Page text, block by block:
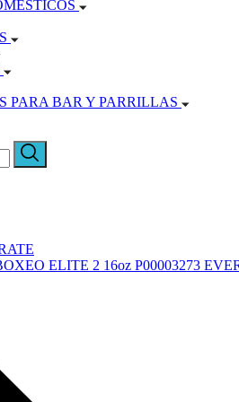
PARA BAR Y PARRILLAS
ELITE 2 16oz P00003273